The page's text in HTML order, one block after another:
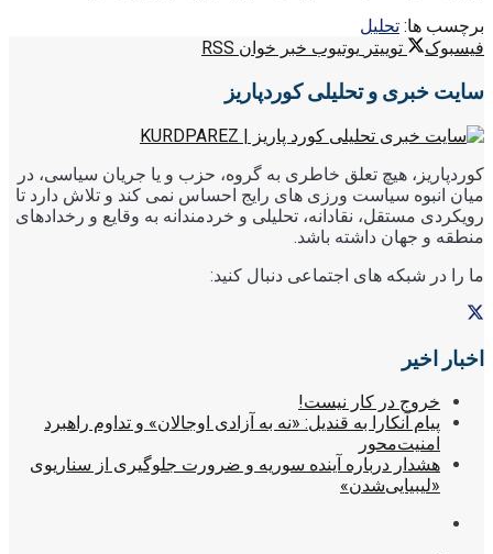
برچسب ها: تحليل
فیسبوک
توییتر یوتیوب خبر خوان RSS
سایت خبری و تحلیلی کوردپاریز
کوردپاریز، هیچ تعلق خاطری به گروه، حزب و یا جریان سیاسی، در
میان انبوه سیاست ورزی های رایج احساس نمی کند و تلاش دارد تا
رویکردی مستقل، نقادانه، تحلیلی و خردمندانه به وقایع و رخدادهای
منطقه و جهان داشته باشد.
ما را در شبکه های اجتماعی دنبال کنید:
اخبار اخیر
خروج در کار نیست!
پیام آنکارا به قندیل: «نه به آزادی اوجالان» و تداوم راهبرد
امنیت‌محور
هشدار درباره آینده سوریه و ضرورت جلوگیری از سناریوی
«لیبیایی‌شدن»